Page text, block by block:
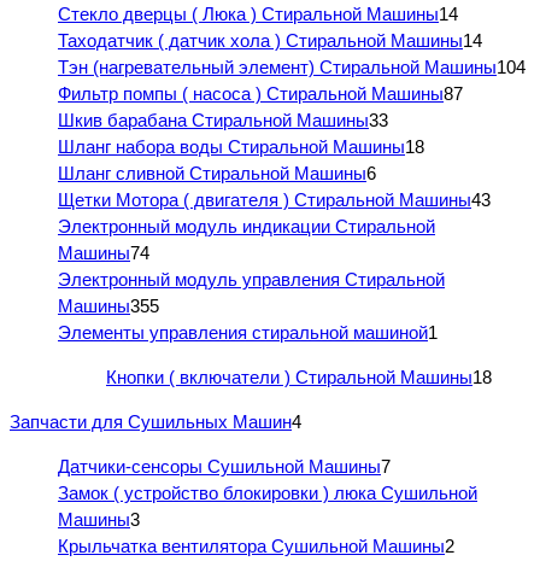
Стекло дверцы ( Люка ) Стиральной Машины14
Таходатчик ( датчик хола ) Стиральной Машины14
Тэн (нагревательный элемент) Стиральной Машины104
Фильтр помпы ( насоса ) Стиральной Машины87
Шкив барабана Стиральной Машины33
Шланг набора воды Стиральной Машины18
Шланг сливной Стиральной Машины6
Щетки Мотора ( двигателя ) Стиральной Машины43
Электронный модуль индикации Стиральной
Машины74
Электронный модуль управления Стиральной
Машины355
Элементы управления стиральной машиной1
Кнопки ( включатели ) Стиральной Машины18
Запчасти для Сушильных Машин4
Датчики-сенсоры Сушильной Машины7
Замок ( устройство блокировки ) люка Сушильной
Машины3
Крыльчатка вентилятора Сушильной Машины2